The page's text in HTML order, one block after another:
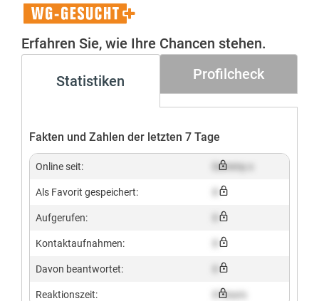
WG-
Gesucht+
Erfahren Sie, wie Ihre Chancen stehen.
Statistiken Profilcheck
Fakten und Zahlen der letzten 7 Tage
Online seit: Dummy x
Als Favorit gespeichert:
Aufgerufen:
Kontaktaufnahmen:
Davon beantwortet:
Reaktionszeit: X hours